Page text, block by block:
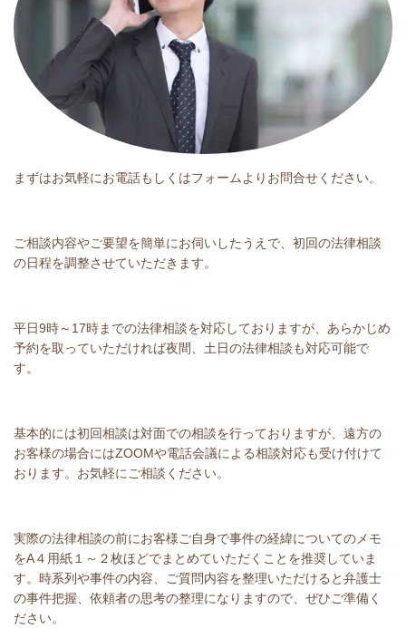
まずはお気軽にお電話もしくはフォームよりお問合せください。
ご相談内容やご要望を簡単にお伺いしたうえで、初回の法律相談
の日程を調整させていただきます。
平日9時～ 17時までの法律相談を対応しておりますが、あらかじめ
予約を取っていただければ夜間、土日の法律相談も対応可能で
す。
基本的には初回相談は対面での相談を行っておりますが、遠方の
お客様の場合にはZOOMや電話会議による相談対応も受け付けて
おります。お気軽にご相談ください。
実際の法律相談の前にお客様ご自身で事件の経緯についてのメモ
をA４用紙１～２枚ほどでまとめていただくことを推奨していま
す。時系列や事件の内容、ご質問内容を整理いただけると弁護士
の事件把握、依頼者の思考の整理になりますので、ぜひご準備く
ださい。